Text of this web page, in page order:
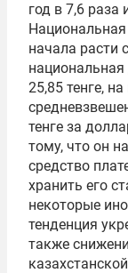
год в 7,6 раза
начала расти
25,85 тенге,
тенге за
тому, что он
средство
хранить его
некоторые
тенденция
также